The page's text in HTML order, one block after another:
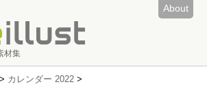
About
材集
> カレンダー 2022 >